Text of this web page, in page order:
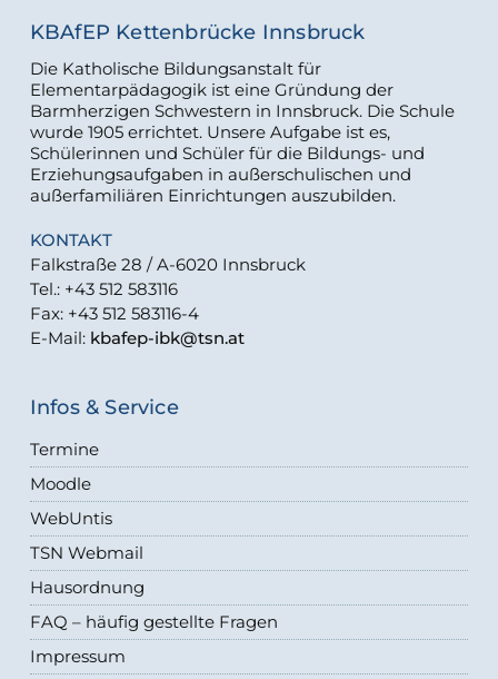
KBAfEP Kettenbrücke Innsbruck
Die Katholische Bildungsanstalt für
Elementarpädagogik ist eine Gründung der
Barmherzigen Schwestern in Innsbruck. Die Schule
wurde 1905 errichtet. Unsere Aufgabe ist es,
Schülerinnen und Schüler für die Bildungs- und
Erziehungsaufgaben in außerschulischen und
außerfamiliären Einrichtungen auszubilden.
KONTAKT
Falkstraße 28 / A-6020 Innsbruck
Tel.: +43 512 583116
Fax: +43 512 583116-4
E-Mail: kbafep-ibk@tsn.at
Infos & Service
Termine
Moodle
WebUntis
TSN Webmail
Hausordnung
FAQ – häufig gestellte Fragen
Impressum